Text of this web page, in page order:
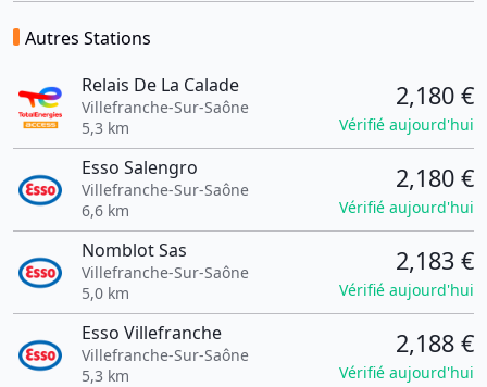
Autres Stations
Relais De La Calade
Villefranche-Sur-Saône
5,3 km
2,180 €
Vérifié aujourd'hui
Esso Salengro
Villefranche-Sur-Saône
6,6 km
2,180 €
Vérifié aujourd'hui
Nomblot Sas
Villefranche-Sur-Saône
5,0 km
2,183 €
Vérifié aujourd'hui
Esso Villefranche
Villefranche-Sur-Saône
5,3 km
2,188 €
Vérifié aujourd'hui